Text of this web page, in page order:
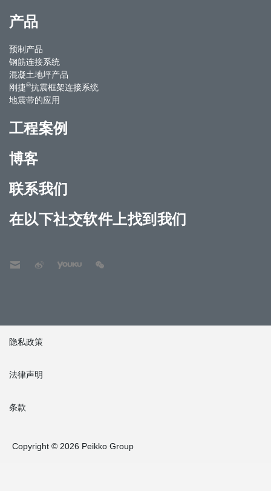
产品
预制产品
钢筋连接系统
混凝土地坪产品
刚捷®抗震框架连接系统
地震带的应用
工程案例
博客
联系我们
在以下社交软件上找到我们
隐私政策
法律声明
条款
Copyright © 2026 Peikko Group